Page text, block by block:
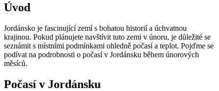
Úvod
Jordánsko je fascinující zemí s bohatou historií a úchvatnou
krajinou. Pokud plánujete navštívit tuto zemi v únoru, je důležité se
seznámit s místními podmínkami ohledně počasí a teplot. Pojďme se
podívat na podrobnosti o počasí v Jordánsku během únorových
měsíců.
Počasí v Jordánsku